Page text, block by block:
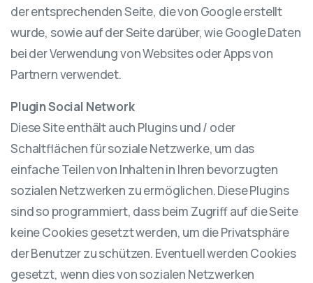
der entsprechenden Seite, die von Google erstellt
wurde, sowie auf der Seite darüber, wie Google Daten
bei der Verwendung von Websites oder Apps von
Partnern verwendet.
Plugin Social Network
Diese Site enthält auch Plugins und / oder
Schaltflächen für soziale Netzwerke, um das
einfache Teilen von Inhalten in Ihren bevorzugten
sozialen Netzwerken zu ermöglichen. Diese Plugins
sind so programmiert, dass beim Zugriff auf die Seite
keine Cookies gesetzt werden, um die Privatsphäre
der Benutzer zu schützen. Eventuell werden Cookies
gesetzt, wenn dies von sozialen Netzwerken